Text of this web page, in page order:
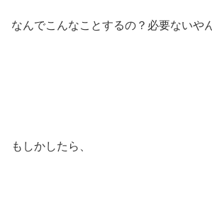
なんでこんなことするの？必要ないや
もしかしたら、